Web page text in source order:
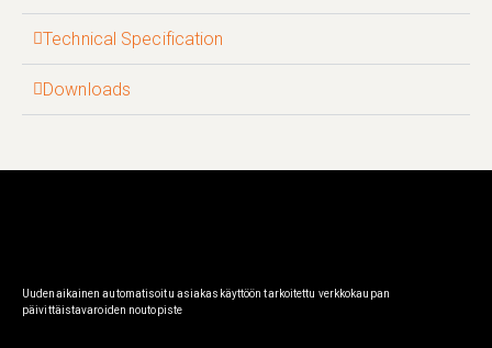
Technical Specification
Downloads
Uudenaikainen automatisoitu asiakaskäyttöön tarkoitettu verkkokaupan
päivittäistavaroiden noutopiste